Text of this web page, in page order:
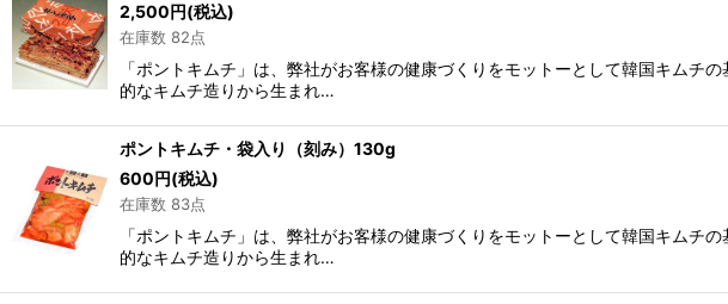
並び順:
2,500円(税込)
在庫数 82点
「ポントキムチ」は、弊社がお客様の健康づくりをモットーとして韓国キム
的なキムチ造りから生まれ…
ポントキムチ・袋入り（刻み）130g
600円(税込)
在庫数 83点
「ポントキムチ」は、弊社がお客様の健康づくりをモットーとして韓国キム
的なキムチ造りから生まれ…